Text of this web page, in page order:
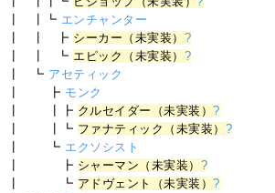
┃ ┃┗ エンチャンター
┃ ┃ ┣ シーカー（未実装） ?
┃ ┃ ┗ エピック（未実装） ?
┃ ┗ アセティック
┃ ┣ モンク
┃ ┃┣ クルセイダー（未実装）?
┃ ┃┗ ファナティック（未実装） ?
┃ ┗ エクソシスト
┃ ┣ シャーマン（未実装） ?
┃ ┗ アドヴェント（未実装）?